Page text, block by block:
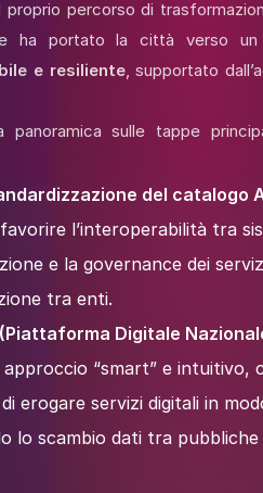
percorso di
ha portato la città verso un
e resiliente, supportato
panoramica sulle tappe
del catalogo
l’interoperabilità tra
e la governance dei
tra enti.
(Piattaforma Digitale
“smart” e intuitivo,
erogare servizi digitali in
lo scambio dati tra pubbliche